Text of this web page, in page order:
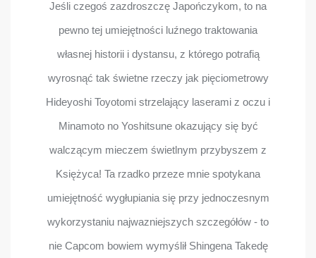
Jeśli czegoś zazdroszczę Japończykom, to na
pewno tej umiejętności luźnego traktowania
własnej historii i dystansu, z którego potrafią
wyrosnąć tak świetne rzeczy jak pięciometrowy
Hideyoshi Toyotomi strzelający laserami z oczu i
Minamoto no Yoshitsune okazujący się być
walczącym mieczem świetlnym przybyszem z
Księżyca! Ta rzadko przeze mnie spotykana
umiejętność wygłupiania się przy jednoczesnym
wykorzystaniu najwazniejszych szczegółów - to
nie Capcom bowiem wymyślił Shingena Takedę